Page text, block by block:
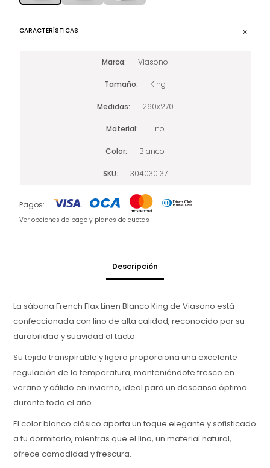
CARACTERÍSTICAS
Marca Viasono
Tamaño King
Medidas 260x270
Material Lino
Color Blanco
SKU 304030137
Pagos:
Ver opciones de pago y planes de cuotas
Descripción
La sábana French Flax Linen Blanco King de Viasono está
confeccionada con lino de alta calidad, reconocido por su
durabilidad y suavidad al tacto.
Su tejido transpirable y ligero proporciona una excelente
regulación de la temperatura, manteniéndote fresco en
verano y cálido en invierno, ideal para un descanso óptimo
durante todo el año.
El color blanco clásico aporta un toque elegante y sofisticado
a tu dormitorio, mientras que el lino, un material natural,
ofrece comodidad y frescura.